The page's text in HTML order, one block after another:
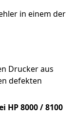
in einem der
Drucker aus
defekten
HP 8000 / 8100